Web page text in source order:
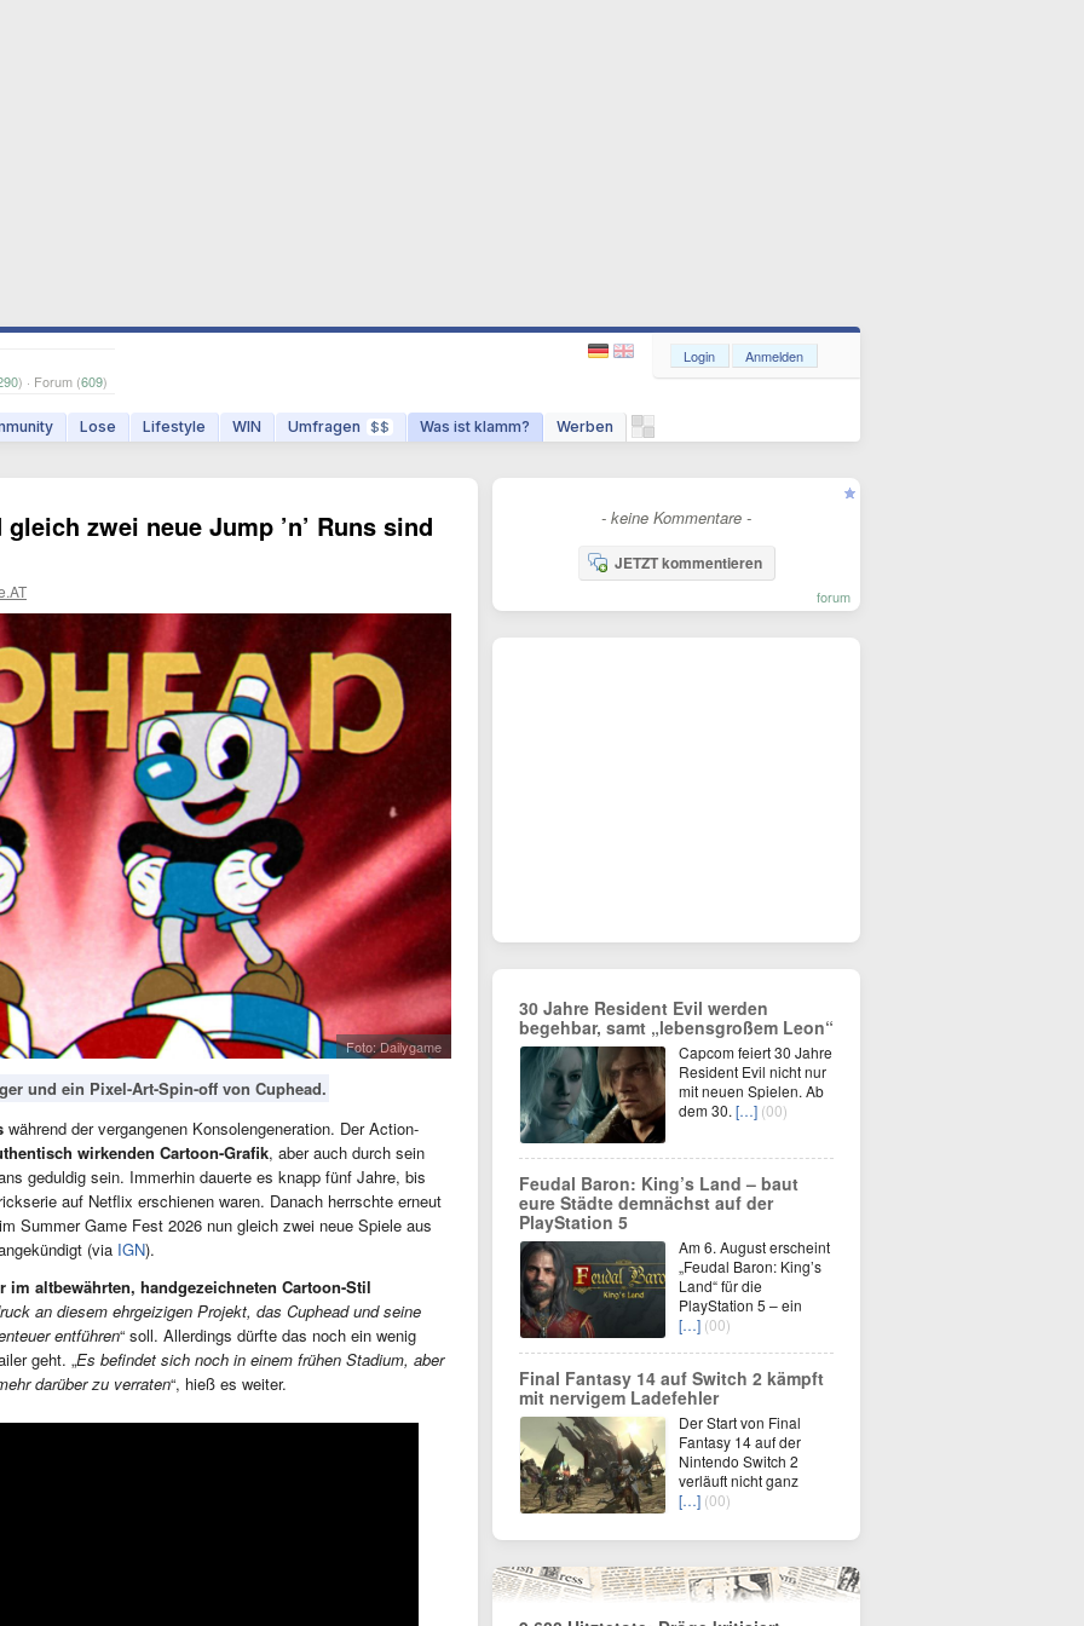
) · Forum (609)
Lose Lifestyle WIN Umfragen $$ Was ist klamm? Werben
Login Anmelden
zwei neue Jump ’n’ Runs sind
Foto: Dailygame
und ein Pixel-Art-Spin-off von Cuphead.
während der vergangenen Konsolengeneration. Der Action-
wirkenden Cartoon-Grafik, aber auch durch sein
geduldig sein. Immerhin dauerte es knapp fünf Jahre, bis
auf Netflix erschienen waren. Danach herrschte erneut
Summer Game Fest 2026 nun gleich zwei neue Spiele aus
(via IGN).
im altbewährten, handgezeichneten Cartoon-Stil
an diesem ehrgeizigen Projekt, das Cuphead und seine
entführen“ soll. Allerdings dürfte das noch ein wenig
geht. „Es befindet sich noch in einem frühen Stadium, aber
darüber zu verraten“, hieß es weiter.
- keine Kommentare -
JETZT kommentieren
forum
30 Jahre Resident Evil werden
begehbar, samt „lebensgroßem Leon“
Capcom feiert 30 Jahre
Resident Evil nicht nur
mit neuen Spielen. Ab
dem 30. […] (00)
Feudal Baron: King’s Land – baut
eure Städte demnächst auf der
PlayStation 5
Am 6. August erscheint
„Feudal Baron: King’s
Land“ für die
PlayStation 5 – ein
[…] (00)
Final Fantasy 14 auf Switch 2 kämpft
mit nervigem Ladefehler
Der Start von Final
Fantasy 14 auf der
Nintendo Switch 2
verläuft nicht ganz
[…] (00)